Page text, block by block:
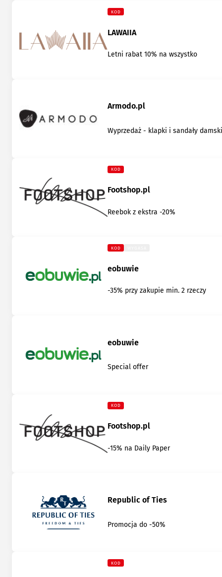
KOD
LAWAIIA
Letni rabat 10% na wszystko
Armodo.pl
Wyprzedaż - klapki i sandały
KOD
Footshop.pl
Reebok z ekstra -20%
KOD
eobuwie
-35% przy zakupie min. 2 rzeczy
eobuwie
Special offer
KOD
Footshop.pl
-15% na Daily Paper
Republic of Ties
Promocja do -50%
KOD